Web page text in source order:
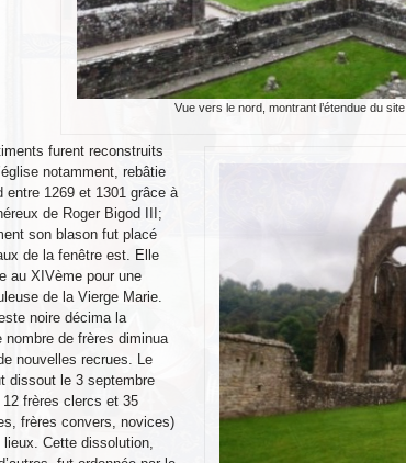
Vue vers le nord, montrant l’étendue du site
furent reconstruits
notamment, rebâtie
entre 1269 et 1301 grâce à
de Roger Bigod III;
son blason fut placé
de la fenêtre est. Elle
au XIVème pour une
de la Vierge Marie.
noire décima la
nombre de frères diminua
nouvelles recrues. Le
dissout le 3 septembre
12 frères clercs et 35
frères convers, novices)
Cette dissolution,